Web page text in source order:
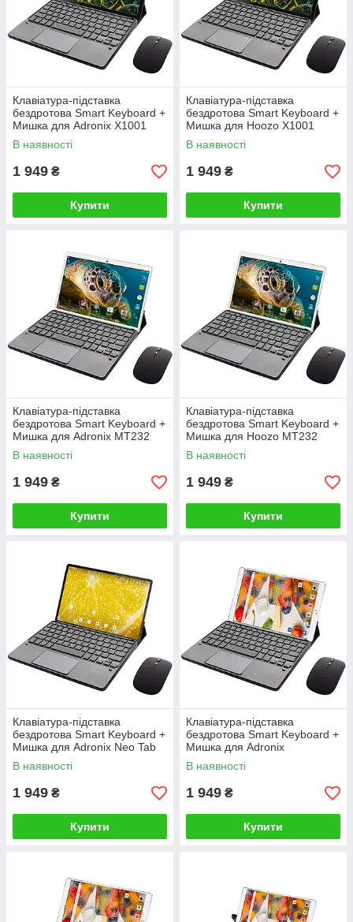
Клавіатура-підставка
бездротова Smart Keyboard +
Мишка для Adronix X1001
Ukr+Eng Black
В наявності
1 949 ₴
Купити
Клавіатура-підставка
бездротова Smart Keyboard +
Мишка для Hoozo X1001
Ukr+Eng Black
В наявності
1 949 ₴
Купити
Клавіатура-підставка
бездротова Smart Keyboard +
Мишка для Adronix MT232
Ukr+Eng Black
В наявності
1 949 ₴
Купити
Клавіатура-підставка
бездротова Smart Keyboard +
Мишка для Hoozo MT232
Ukr+Eng Black
В наявності
1 949 ₴
Купити
Клавіатура-підставка
бездротова Smart Keyboard +
Мишка для Adronix Neo Tab
10 Ukr+Eng Black
В наявності
1 949 ₴
Купити
Клавіатура-підставка
бездротова Smart Keyboard +
Мишка для Adronix
MTPad116 Ukr+Eng Black
В наявності
1 949 ₴
Купити